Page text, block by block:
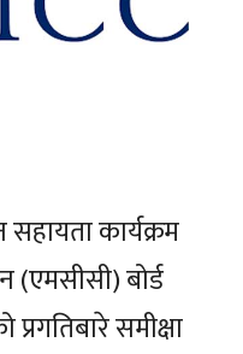
कार्यक्रम
(एमसीसी) बोर्ड
समीक्षा